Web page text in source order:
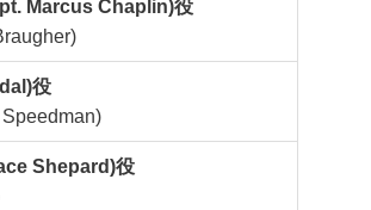
Marcus Chaplin)役
役
Shepard)役